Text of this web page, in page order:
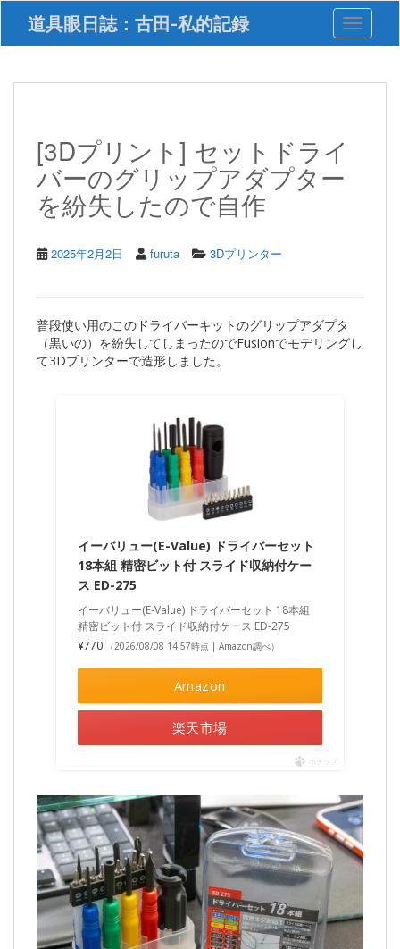
i
道具眼日誌：古田-私的記録 Toggle
[3Dプリント] セットドライ
バーのグリップアダプター
を紛失したので自作
2025年2月2日 furuta 3Dプリンター
普段使い用のこのドライバーキットのグリップアダプタ
（黒いの）を紛失してしまったのでFusionでモデリングし
て3Dプリンターで造形しました。
イーバリュー(E-Value) ドライバーセット
18本組 精密ビット付 スライド収納付ケー
ス ED-275
イーバリュー(E-Value) ドライバーセット 18本組
精密ビット付 スライド収納付ケース ED-275
¥770
（2026/08/08 14:57時点 | Amazon調べ）
Amazon
楽天市場
ポチップ